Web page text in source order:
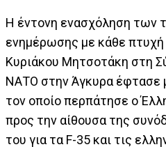
Η έντονη ενασχόληση των
ενημέρωσης με κάθε πτυχή
Κυριάκου Μητσοτάκη στη
ΝΑΤΟ στην Άγκυρα έφτασε
τον οποίο περπάτησε ο
προς την αίθουσα της
του για τα F-35 και τις